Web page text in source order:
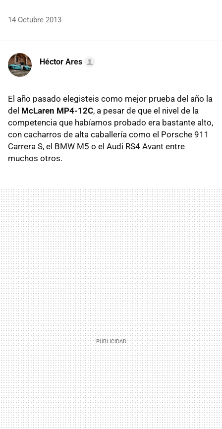
14 Octubre 2013
Héctor Ares
El año pasado elegisteis como mejor prueba del año la
del McLaren MP4-12C, a pesar de que el nivel de la
competencia que habíamos probado era bastante alto,
con cacharros de alta caballería como el Porsche 911
Carrera S, el BMW M5 o el Audi RS4 Avant entre
muchos otros.